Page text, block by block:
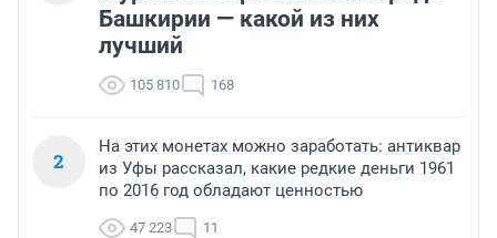
Башкирии — какой из них
лучший
105 810 168
2
На этих монетах можно заработать: антиквар
из Уфы рассказал, какие редкие деньги 1961
по 2016 год обладают ценностью
47 223 11